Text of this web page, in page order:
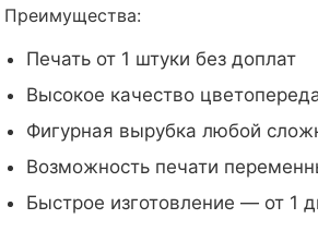
Преимущества:
Печать от 1 штуки без доплат
Высокое качество
Фигурная вырубка любой
Возможность печати
Быстрое изготовление — от 1